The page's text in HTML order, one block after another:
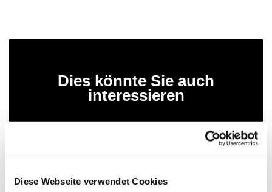
Diese Webseite verwendet Cookies
Dies könnte Sie auch
interessieren